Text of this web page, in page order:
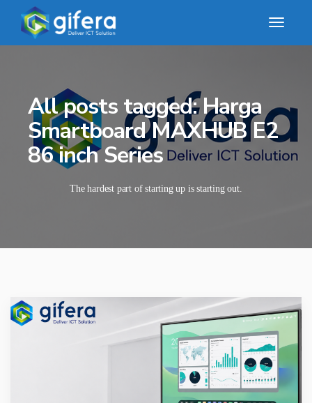
All posts tagged: Harga
Smartboard MAXHUB E2
86 inch Series
The hardest part of starting up is starting out.